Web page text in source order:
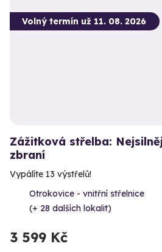
Volný termín už 11. 08. 2026
Zážitková střelba:
zbraní
Vypálíte 13 výstřelů!
Otrokovice - vnitřní střelnice
(+ 28 dalších lokalit)
3 599 Kč